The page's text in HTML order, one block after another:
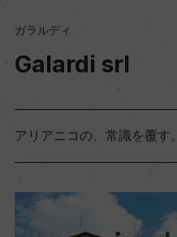
ガラルディ
Galardi srl
アリアニコの、常識を覆す。